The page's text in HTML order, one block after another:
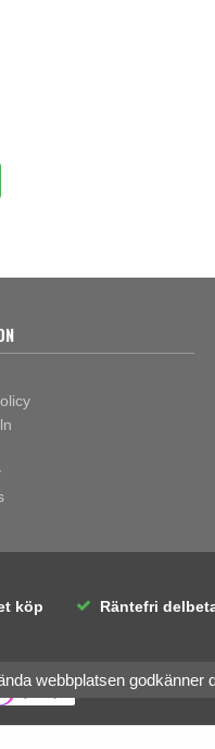
köp Räntefri
webbplatsen godkänner